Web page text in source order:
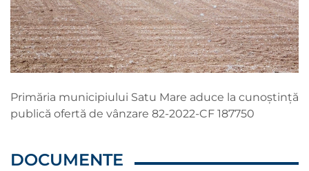
Primăria municipiului Satu Mare aduce la cunoștință
publică ofertă de vânzare 82-2022-CF 187750
DOCUMENTE